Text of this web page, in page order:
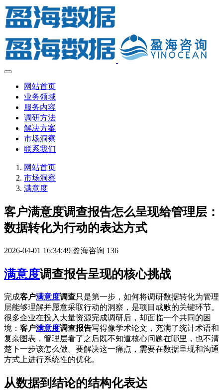
网站首页
业务领域
服务内容
调研方法
解决方案
市场洞察
联系我们
网站首页
市场洞察
满意度
客户满意度调查报告怎么呈现给管理层：
数据转化为行动的表达方式
2026-04-01 16:34:49 盈海咨询 136
满意度调查报告呈现的核心挑战
完成客户满意度调查只是第一步，如何将调研数据转化为管理
层能够理解并愿意采取行动的洞察，是项目成败的关键环节。
很多企业在投入大量资源完成调研后，却面临一个共同的困
境： 客户满意度调查报告写得像学术论文，充满了统计术语和
复杂图表，管理层看了之后既不知道核心问题在哪里，也不清
楚下一步该怎么做。要解决这一痛点，需要在数据呈现和沟通
方式上进行系统性的优化。
从数据到结论的结构化表达